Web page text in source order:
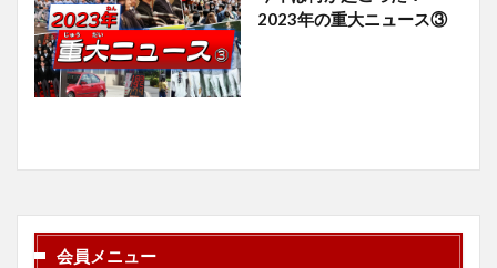
2023年の重大ニュース③
会員メニュー